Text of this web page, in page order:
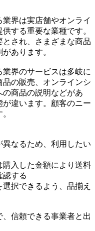
界は実店舗やオンライ
する重要な業種です。
され、さまざまな商品
あります。
界のサービスは多岐に
の販売、オンラインシ
の商品の説明などがあ
違います。顧客のニー
なるため、利用したい
入した金額により送料
認する
択できるよう、品揃え
信頼できる事業者と出